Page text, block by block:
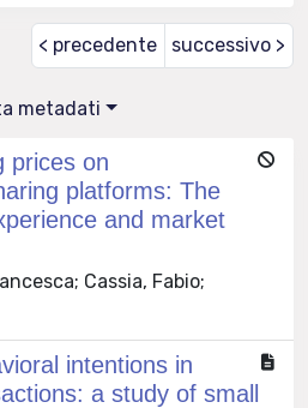
< precedente successivo >
metadati
prices on
platforms: The
and market
Cassia, Fabio;
intentions in
a study of small